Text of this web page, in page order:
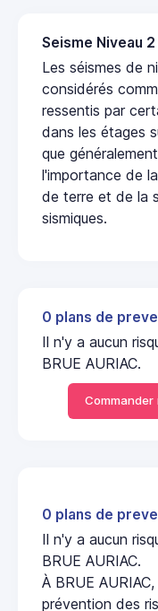
Seisme Niveau 2
Les séismes de
considérés
ressentis par
dans les étages
que
l'importance de
de terre et de la
sismiques.
0 plans de
Il n'y a aucun
BRUE AURIAC.
Commander
0 plans de
Il n'y a aucun
BRUE AURIAC.
À BRUE
prévention des